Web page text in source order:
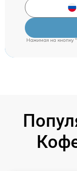
Нажимая на кнопку